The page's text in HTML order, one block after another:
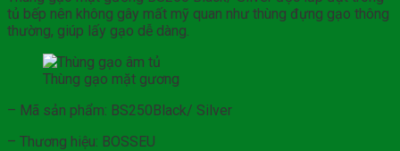
tủ bếp nên không gây mất mỹ quan như thùng đựng gạo thông
thường, giúp lấy gạo dễ dàng.
Thùng gạo mặt gương
– Mã sản phẩm: BS250Black/ Silver
– Thương hiệu: BOSSEU